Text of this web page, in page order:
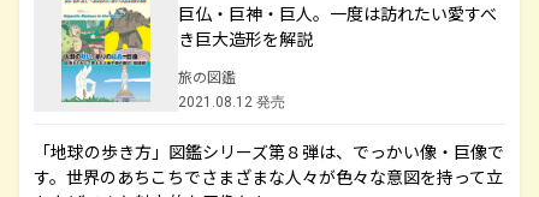
巨仏・巨神・巨人。一度は訪れたい愛すべ
き巨大造形を解説
旅の図鑑
2021.08.12 発売
「地球の歩き方」図鑑シリーズ第８弾は、でっかい像・巨像で
す。世界のあちこちでさまざまな人々が色々な意図を持って立